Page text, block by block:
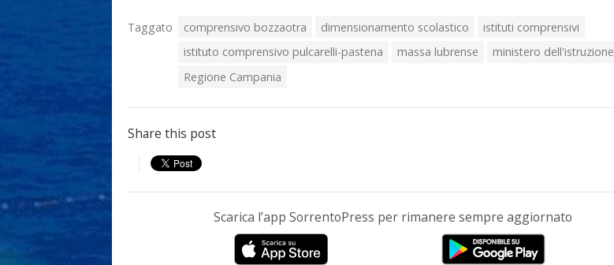
Taggato comprensivo bozzaotra dimensionamento scolastico
istituti comprensivi
istituto comprensivo pulcarelli-pastena
massa lubrense
ministero dell'istruzione
Regione Campania
Share this post
Scarica l’app SorrentoPress per rimanere sempre aggiornato